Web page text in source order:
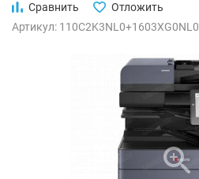
Сравнить
Отложить
Артикул: 110C2K3NL0+1603XG0NL0